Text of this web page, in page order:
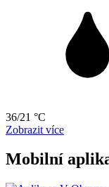
36/21 °C
Zobrazit více
Mobilní